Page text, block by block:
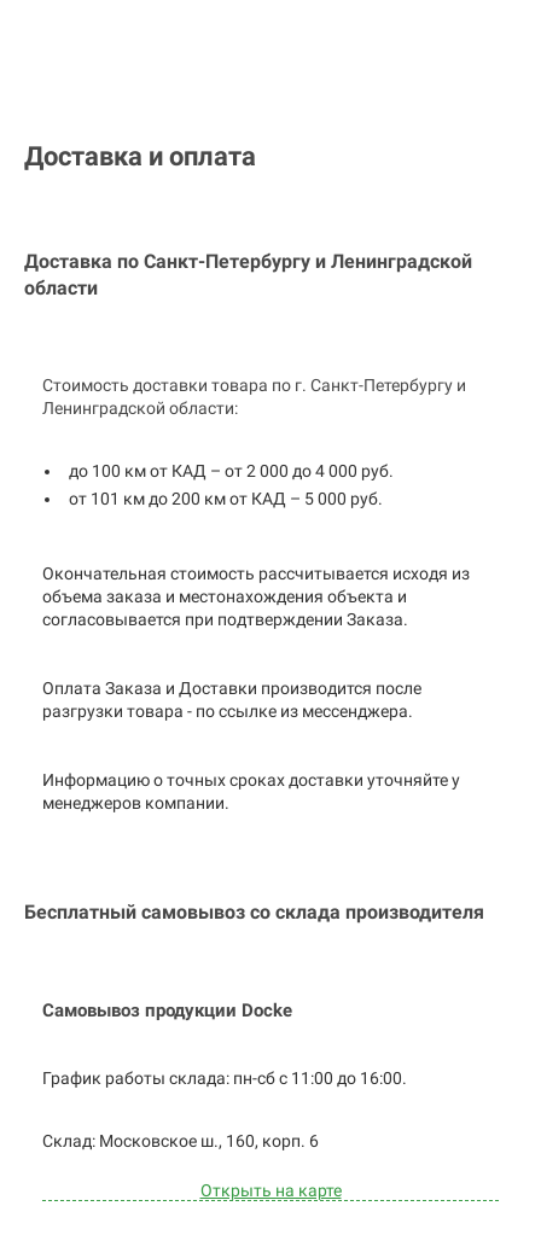
Доставка и оплата
Доставка по Санкт-Петербургу и Ленинградской
области
Стоимость доставки товара по г. Санкт-Петербургу и
Ленинградской области:
до 100 км от КАД – от 2 000 до 4 000 руб.
от 101 км до 200 км от КАД – 5 000 руб.
Окончательная стоимость рассчитывается исходя из
объема заказа и местонахождения объекта и
согласовывается при подтверждении Заказа.
Оплата Заказа и Доставки производится после
разгрузки товара - по ссылке из мессенджера.
Информацию о точных сроках доставки уточняйте у
менеджеров компании.
Бесплатный самовывоз со склада производителя
Самовывоз продукции Docke
График работы склада: пн-сб с 11:00 до 16:00.
Cклад: Московское ш., 160, корп. 6
Открыть на карте